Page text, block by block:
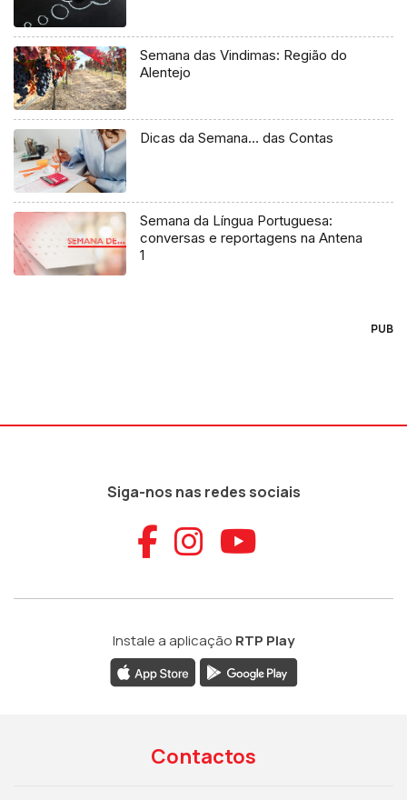
Semana das Vindimas: Região do
Alentejo
Dicas da Semana… das Contas
Semana da Língua Portuguesa:
conversas e reportagens na Antena
1
PUB
Siga-nos nas redes sociais
Aceder ao
Aceder ao
Aceder
Instale a aplicação RTP Play
Contactos